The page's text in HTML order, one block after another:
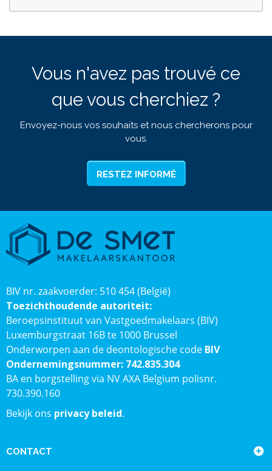
Vous n'avez pas trouvé ce
que vous cherchiez ?
Envoyez-nous vos souhaits et nous chercherons pour
vous.
RESTEZ INFORMÉ
BIV nr. zaakvoerder: 510 454 (België)
Toezichthoudende autoriteit:
Beroepsinstituut van Vastgoedmakelaars (BIV)
Luxemburgstraat 16B te 1000 Brussel
Onderworpen aan de deontologische code BIV
Ondernemingsnummer: 742.835.304
BA en borgstelling via NV AXA Belgium polisnr.
730.390.160
Bekijk ons privacy beleid.
CONTACT